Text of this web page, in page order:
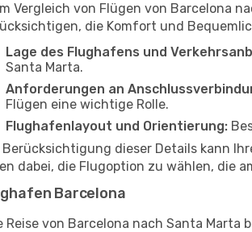
Vergleich von Flügen von Barcelona
die Komfort und
Lage des Flughafens und
Santa Marta.
Anforderungen an
Flügen eine wichtige Rolle.
Flughafenlayout und Orientierung:
Berücksichtigung dieser Details kann
dabei, die Flugoption zu wählen, die
Barcelona
Reise von Barcelona nach Santa